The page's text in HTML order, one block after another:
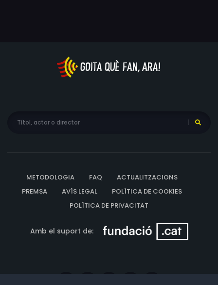
METODOLOGIA FAQ
ACTUALITZACIONS
PREMSA
AVÍS LEGAL
POLÍTICA DE COOKIES
POLÍTICA DE PRIVACITAT
Amb el suport de: